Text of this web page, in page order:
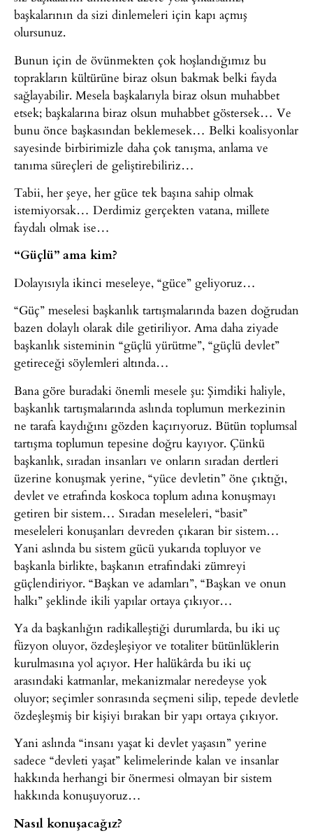
başkalarının da sizi dinlemeleri için kapı açmış
olursunuz.
Bunun için de övünmekten çok hoşlandığımız bu
toprakların kültürüne biraz olsun bakmak belki fayda
sağlayabilir. Mesela başkalarıyla biraz olsun muhabbet
etsek; başkalarına biraz olsun muhabbet göstersek… Ve
bunu önce başkasından beklemesek… Belki koalisyonlar
sayesinde birbirimizle daha çok tanışma, anlama ve
tanıma süreçleri de geliştirebiliriz…
Tabii, her şeye, her güce tek başına sahip olmak
istemiyorsak… Derdimiz gerçekten vatana, millete
faydalı olmak ise…
“Güçlü” ama kim?
Dolayısıyla ikinci meseleye, “güce” geliyoruz…
“Güç” meselesi başkanlık tartışmalarında bazen doğrudan
bazen dolaylı olarak dile getiriliyor. Ama daha ziyade
başkanlık sisteminin “güçlü yürütme”, “güçlü devlet”
getireceği söylemleri altında…
Bana göre buradaki önemli mesele şu: Şimdiki haliyle,
başkanlık tartışmalarında aslında toplumun merkezinin
ne tarafa kaydığını gözden kaçırıyoruz. Bütün toplumsal
tartışma toplumun tepesine doğru kayıyor. Çünkü
başkanlık, sıradan insanları ve onların sıradan dertleri
üzerine konuşmak yerine, “yüce devletin” öne çıktığı,
devlet ve etrafında koskoca toplum adına konuşmayı
getiren bir sistem… Sıradan meseleleri, “basit”
meseleleri konuşanları devreden çıkaran bir sistem…
Yani aslında bu sistem gücü yukarıda topluyor ve
başkanla birlikte, başkanın etrafındaki zümreyi
güçlendiriyor. “Başkan ve adamları”, “Başkan ve onun
halkı” şeklinde ikili yapılar ortaya çıkıyor…
Ya da başkanlığın radikalleştiği durumlarda, bu iki uç
füzyon oluyor, özdeşleşiyor ve totaliter bütünlüklerin
kurulmasına yol açıyor. Her halükârda bu iki uç
arasındaki katmanlar, mekanizmalar neredeyse yok
oluyor; seçimler sonrasında seçmeni silip, tepede devletle
özdeşleşmiş bir kişiyi bırakan bir yapı ortaya çıkıyor.
Yani aslında “insanı yaşat ki devlet yaşasın” yerine
sadece “devleti yaşat” kelimelerinde kalan ve insanlar
hakkında herhangi bir önermesi olmayan bir sistem
hakkında konuşuyoruz…
Nasıl konuşacağız?